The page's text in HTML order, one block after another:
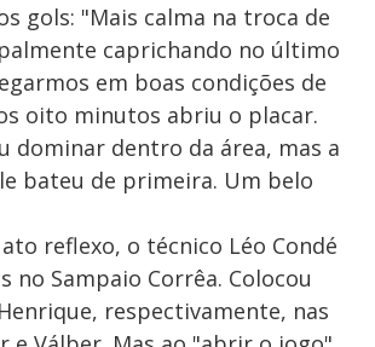
gols: "Mais calma na troca de
caprichando no último
em boas condições de
oito minutos abriu o placar.
dominar dentro da área, mas a
bateu de primeira. Um belo
reflexo, o técnico Léo Condé
no Sampaio Corrêa. Colocou
respectivamente, nas